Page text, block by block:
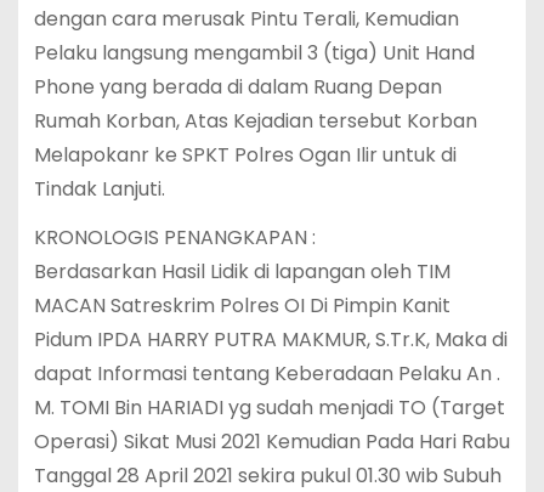
dengan cara merusak Pintu Terali, Kemudian
Pelaku langsung mengambil 3 (tiga) Unit Hand
Phone yang berada di dalam Ruang Depan
Rumah Korban, Atas Kejadian tersebut Korban
Melapokanr ke SPKT Polres Ogan Ilir untuk di
Tindak Lanjuti.
KRONOLOGIS PENANGKAPAN :
Berdasarkan Hasil Lidik di lapangan oleh TIM
MACAN Satreskrim Polres OI Di Pimpin Kanit
Pidum IPDA HARRY PUTRA MAKMUR, S.Tr.K, Maka di
dapat Informasi tentang Keberadaan Pelaku An .
M. TOMI Bin HARIADI yg sudah menjadi TO (Target
Operasi) Sikat Musi 2021 Kemudian Pada Hari Rabu
Tanggal 28 April 2021 sekira pukul 01.30 wib Subuh